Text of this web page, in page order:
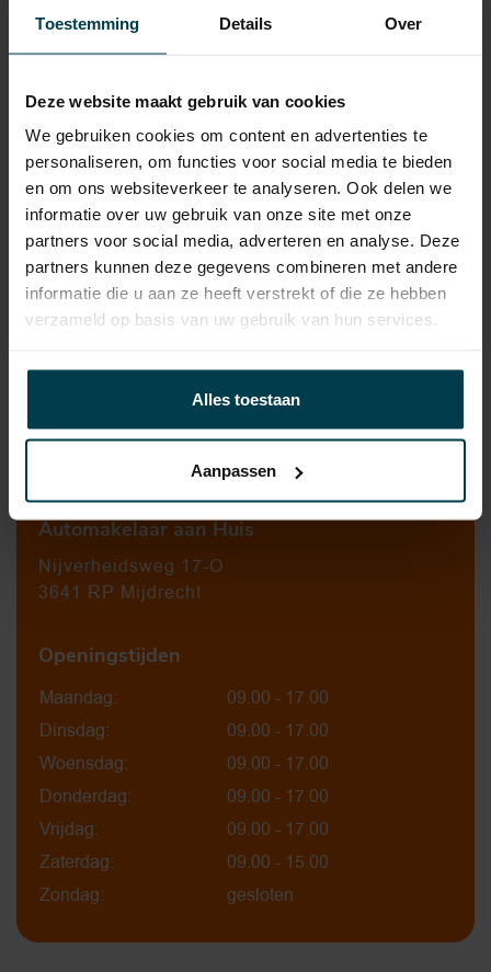
Toestemming Details Over
Deze website maakt gebruik van cookies
We gebruiken cookies om content en advertenties te
personaliseren, om functies voor social media te bieden
en om ons websiteverkeer te analyseren. Ook delen we
informatie over uw gebruik van onze site met onze
partners voor social media, adverteren en analyse. Deze
partners kunnen deze gegevens combineren met andere
informatie die u aan ze heeft verstrekt of die ze hebben
verzameld op basis van uw gebruik van hun services.
Alles toestaan
Aanpassen
APK
tot 16-10-2027
Onderhoudsboekje
Energielabel
€ 387 /kwartaal
Contact informatie
verkoop@automakelaaraanhuis.nl
Automakelaar aan Huis
Nijverheidsweg 17-O
3641 RP Mijdrecht
Openingstijden
Maandag:
09.00 - 17.00
Dinsdag:
09.00 - 17.00
Woensdag:
09.00 - 17.00
Donderdag:
09.00 - 17.00
Vrijdag:
09.00 - 17.00
Zaterdag:
09.00 - 15.00
Zondag:
gesloten